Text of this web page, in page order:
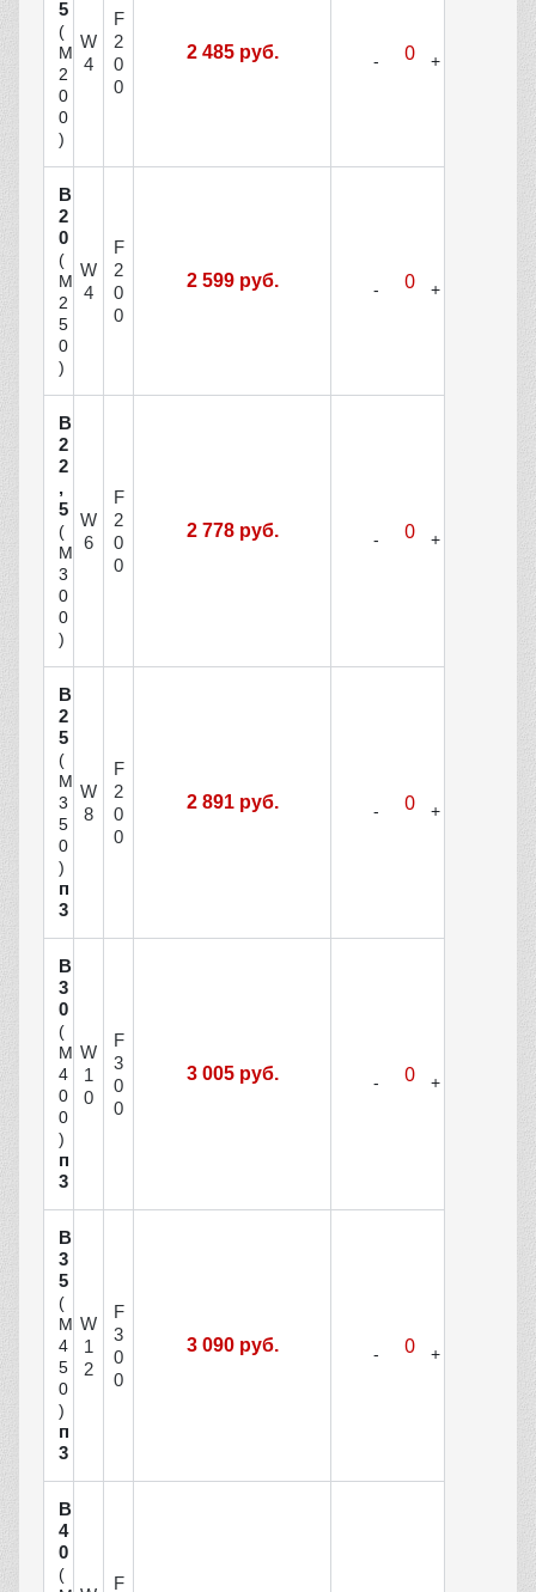
5
(
М
2
0
0
)
W
4
F
2
0
0
2 485 руб.
В
2
0
(
М
2
5
0
)
W
4
F
2
0
0
2 599 руб.
В
2
2
,
5
(
М
3
0
0
)
W
6
F
2
0
0
2 778 руб.
В
2
5
(
М
3
5
0
)
п
3
W
8
F
2
0
0
2 891 руб.
В
3
0
(
М
4
0
0
)
п
3
W
1
0
F
3
0
0
3 005 руб.
В
3
5
(
М
4
5
0
)
п
3
W
1
2
F
3
0
0
3 090 руб.
В
4
0
(
F